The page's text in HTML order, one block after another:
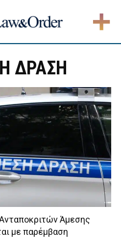
ΔΡΑΣΗ
Άμεσης
με παρέμβαση